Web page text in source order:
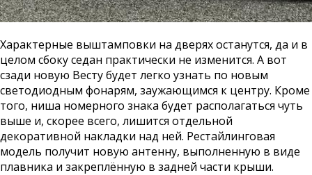
Характерные выштамповки на дверях останутся, да и в
целом сбоку седан практически не изменится. А вот
сзади новую Весту будет легко узнать по новым
светодиодным фонарям, заужающимся к центру. Кроме
того, ниша номерного знака будет располагаться чуть
выше и, скорее всего, лишится отдельной
декоративной накладки над ней. Рестайлинговая
модель получит новую антенну, выполненную в виде
плавника и закреплённую в задней части крыши.